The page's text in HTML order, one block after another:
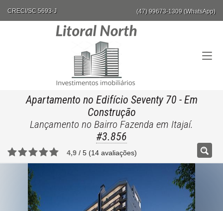
CRECI/SC 5693-J (47) 99673-1309 (WhatsApp)
Apartamento no Edifício Seventy 70 - Em
Construção
Lançamento no Bairro Fazenda em Itajaí.
#3.856
4,9 / 5 (14 avaliações)